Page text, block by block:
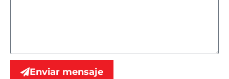
Enviar mensaje